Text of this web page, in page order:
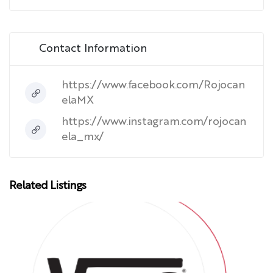
Contact Information
https://www.facebook.com/Rojocan
elaMX
https://www.instagram.com/rojocan
ela_mx/
Related Listings